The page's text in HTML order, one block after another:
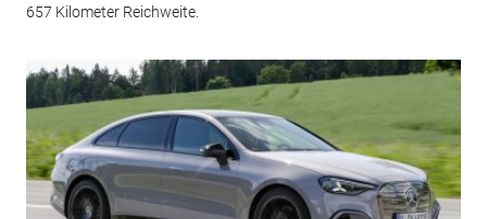
657 Kilometer Reichweite.